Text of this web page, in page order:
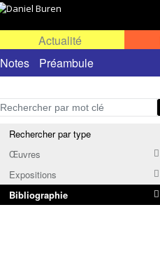
Actualité
Notes
Préambule
Rechercher par type
Œuvres
Expositions
Bibliographie